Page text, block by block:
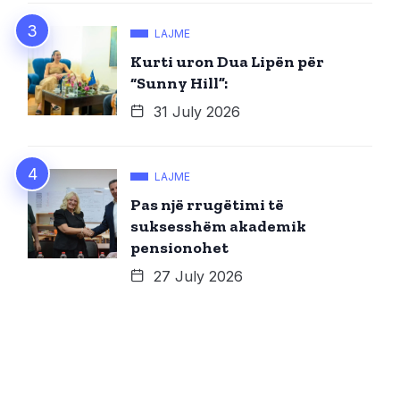
LAJME
Kurti uron Dua Lipën për
“Sunny Hill”:
31 July 2026
LAJME
Pas një rrugëtimi të
suksesshëm akademik
pensionohet
27 July 2026